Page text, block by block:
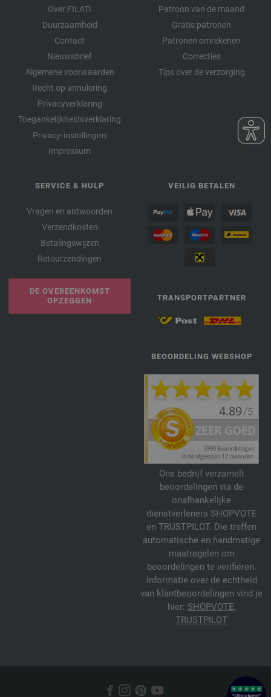
Over FILATI
Duurzaamheid
Contact
Nieuwsbrief
Algemene voorwaarden
Recht op annulering
Privacyverklaring
Toegankelijkheidsverklaring
Privacy-instellingen
Impressum
Patroon van de maand
Gratis patronen
Patronen omrekenen
Correcties
Tips over de verzorging
SERVICE & HULP
Vragen en antwoorden
Verzendkosten
Betalingswijzen
Retourzendingen
DE OVEREENKOMST
OPZEGGEN
VEILIG BETALEN
TRANSPORTPARTNER
BEOORDELING WEBSHOP
Ons bedrijf verzamelt
beoordelingen via de
onafhankelijke
dienstverleners SHOPVOTE
en TRUSTPILOT. Die treffen
automatische en handmatige
maatregelen om
beoordelingen te verifiëren.
Informatie over de echtheid
van klantbeoordelingen vind je
hier: SHOPVOTE,
TRUSTPILOT